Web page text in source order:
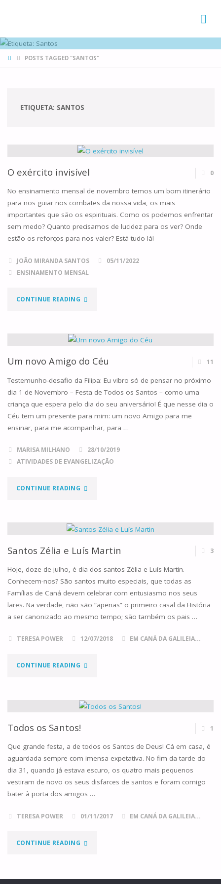
HOMEPOSTS TAGGED "SANTOS"
ETIQUETA: SANTOS
O exército invisível 0
No ensinamento mensal de novembro temos um bom itinerário
para nos guiar nos combates da nossa vida, os mais
importantes que são os espirituais. Como os podemos enfrentar
sem medo? Quanto precisamos de lucidez para os ver? Onde
estão os reforços para nos valer? Está tudo lá!
JOÃO MIRANDA SANTOS
05/11/2022
ENSINAMENTO MENSAL
CONTINUE READING"O
INVISÍVEL"
Um novo Amigo do Céu 11
Testemunho-desafio da Filipa: Eu vibro só de pensar no próximo
dia 1 de Novembro – Festa de Todos os Santos – como uma
criança que espera pelo dia do seu aniversário! É que nesse dia o
Céu tem um presente para mim: um novo Amigo para me
ensinar, para me acompanhar, para …
MARISA MILHANO
28/10/2019
ATIVIDADES DE EVANGELIZAÇÃO
CONTINUE READING"UM
AMIGO
DO
CÉU"
Santos Zélia e Luís Martin 3
Hoje, doze de julho, é dia dos santos Zélia e Luís Martin.
Conhecem-nos? São santos muito especiais, que todas as
Famílias de Caná devem celebrar com entusiasmo nos seus
lares. Na verdade, não são “apenas” o primeiro casal da História
a ser canonizado ao mesmo tempo; são também os pais …
TERESA POWER 12/07/2018 EM CANÁ DA GALILEIA...
CONTINUE READING"SANTOS
E
LUÍS
MARTIN"
Todos os Santos! 1
Que grande festa, a de todos os Santos de Deus! Cá em casa, é
aguardada sempre com imensa expetativa. No fim da tarde do
dia 31, quando já estava escuro, os quatro mais pequenos
vestiram de novo os seus disfarces de santos e foram comigo
bater à porta dos amigos …
TERESA POWER 01/11/2017 EM CANÁ DA GALILEIA...
CONTINUE READING"TODOS
SANTOS!"